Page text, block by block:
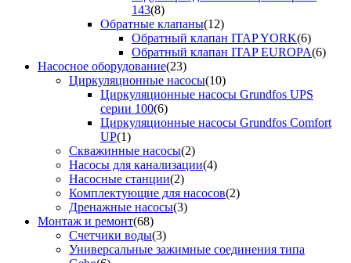
143(8)
Обратные клапаны(12)
Обратный клапан ITAP YORK(6)
Обратный клапан ITAP EUROPA(6)
Насосное оборудование(23)
Циркуляционные насосы(10)
Циркуляционные насосы Grundfos UPS
серии 100(6)
Циркуляционные насосы Grundfos Comfort
UP(1)
Скважинные насосы(2)
Насосы для канализации(4)
Насосные станции(2)
Комплектующие для насосов(2)
Дренажные насосы(3)
Монтаж и ремонт(68)
Счетчики воды(3)
Универсальные зажимные соединения типа